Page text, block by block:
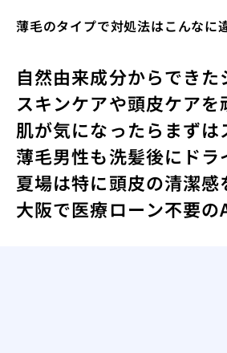
薄毛のタイプで対処法はこんなに
自然由来成分からできた
スキンケアや頭皮ケア
肌が気になったらまず
薄毛男性も洗髪後にドラ
夏場は特に頭皮の清潔感
大阪で医療ローン不要